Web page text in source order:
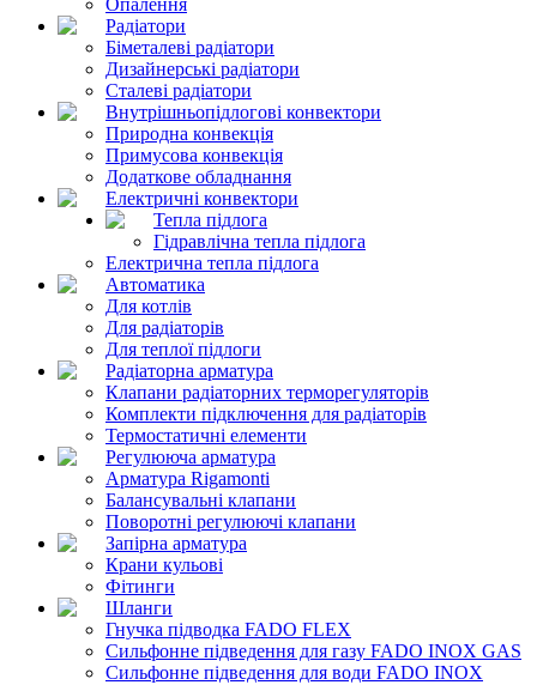
Радіатори
Біметалеві радіатори
Дизайнерські радіатори
Сталеві радіатори
Внутрішньопідлогові конвектори
Природна конвекція
Примусова конвекція
Додаткове обладнання
Електричні конвектори
Тепла підлога
Гідравлічна тепла підлога
Електрична тепла підлога
Автоматика
Для котлів
Для радіаторів
Для теплої підлоги
Радіаторна арматура
Клапани радіаторних терморегуляторів
Комплекти підключення для радіаторів
Термостатичні елементи
Регулююча арматура
Арматура Rigamonti
Балансувальні клапани
Поворотні регулюючі клапани
Запірна арматура
Крани кульові
Фітинги
Шланги
Гнучка підводка FADO FLEX
Сильфонне підведення для газу FADO INOX GAS
Сильфонне підведення для води FADO INOX